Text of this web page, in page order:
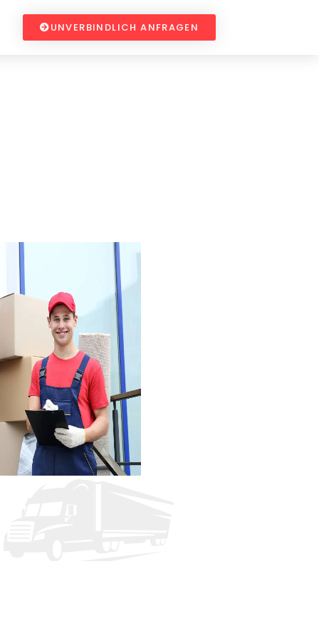
UNVERBINDLICH ANFRAGEN